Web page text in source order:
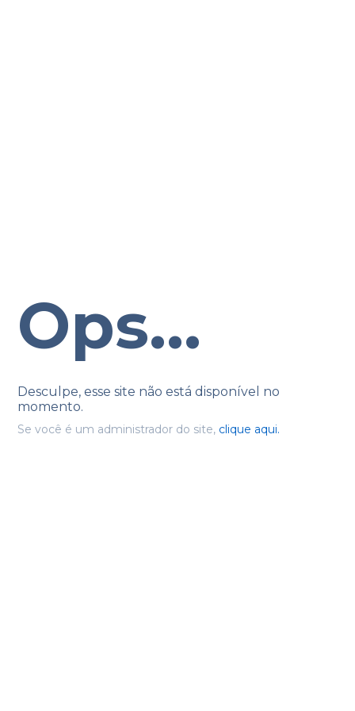
Ops...
Desculpe, esse site não está disponível no
momento.
Se você é um administrador do site, clique aqui.